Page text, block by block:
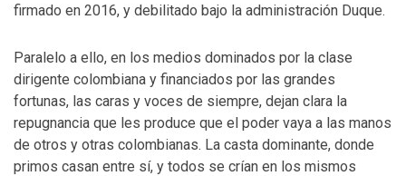
firmado en 2016, y debilitado bajo la administración Duque.
Paralelo a ello, en los medios dominados por la clase
dirigente colombiana y financiados por las grandes
fortunas, las caras y voces de siempre, dejan clara la
repugnancia que les produce que el poder vaya a las manos
de otros y otras colombianas. La casta dominante, donde
primos casan entre sí, y todos se crían en los mismos